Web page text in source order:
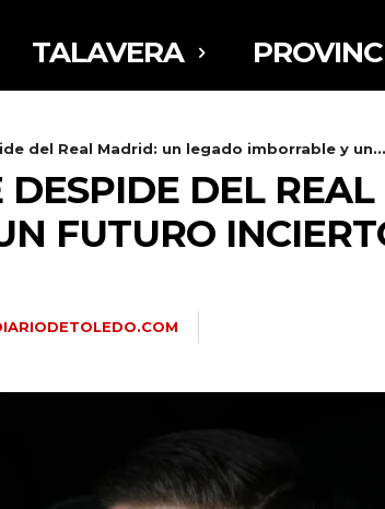
TALAVERA
del Real Madrid: un legado imborrable y un...
DESPIDE DEL
FUTURO